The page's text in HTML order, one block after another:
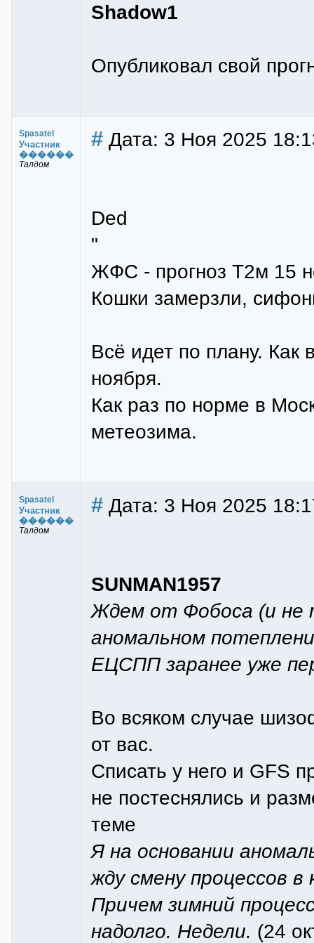
Shadow1
Опубликовал свой
Spasatel
Участник
������
Талдом
# Дата: 3 Ноя 2025
Ded
"
ЖФС - прогноз Т2м 15
Кошки замерзли,
Всё идет по плану. Как
ноября.
Как раз по норме в
метеозима.
Spasatel
Участник
������
Талдом
# Дата: 3 Ноя 2025
SUNMAN1957
Ждем от Фобоса (и не
аномальном
ЕЦСПП заранее уже
Во всяком случае
от вас.
Списать у него и GFS
не постеснялись и
теме
Я на основании
жду смену процессов в
Причем зимний
надолго. Недели. (24